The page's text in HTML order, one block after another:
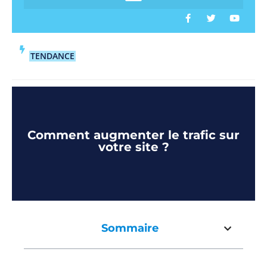
TENDANCE
Comment augmenter le trafic sur
votre site ?
Sommaire